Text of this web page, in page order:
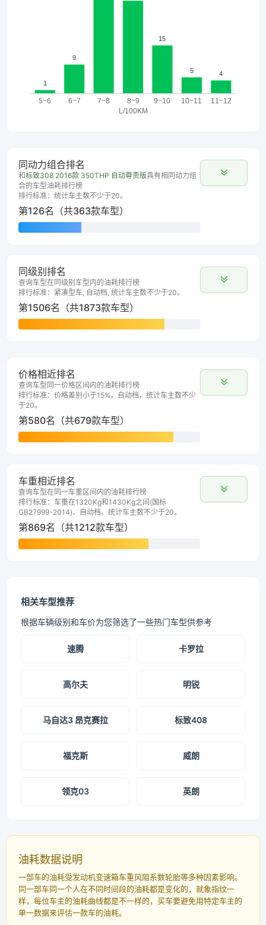
同动力组合排名
和标致308 2016款 350THP 自动尊贵版具有相同动力组
合的车型油耗排行榜
排行标准：统计车主数不少于20。
第126名（共363款车型）
同级别排名
查询车型在同级别车型内的油耗排行榜
排行标准：紧凑型车, 自动档, 统计车主数不少于20。
第1506名（共1873款车型）
价格相近排名
查询车型同一价格区间内的油耗排行榜
排行标准：价格差别小于15%，自动档，统计车主数不少
于20。
第580名（共679款车型）
车重相近排名
查询车型在同一车重区间内的油耗排行榜
排行标准：车重在1320Kg和1430Kg之间(国标
GB27999-2014)、自动档、统计车主数不少于20。
第869名（共1212款车型）
相关车型推荐
根据车辆级别和车价为您筛选了一些热门车型供参考
速腾 卡罗拉
高尔夫 明锐
马自达3 昂克赛拉 标致408
福克斯 威朗
领克03 英朗
油耗数据说明
一部车的油耗受发动机变速箱车重风阻系数轮胎等多种因素影响。
同一部车同一个人在不同时间段的油耗都是变化的，就象指纹一
样，每位车主的油耗曲线都是不一样的，买车要避免用特定车主的
单一数据来评估一款车的油耗。